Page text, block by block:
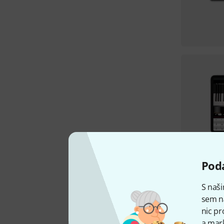
S
sem
nic